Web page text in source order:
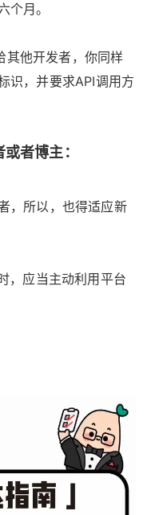
个月。
其他开发者，你同样
识，并要求API调用方
者博主：
，所以，也得适应新
，应当主动利用平台